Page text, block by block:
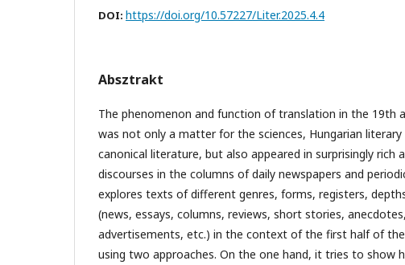
DOI: https://doi.org/10.57227/Liter.2025.4.4
Absztrakt
The phenomenon and function of translation in the 19th
was not only a matter for the sciences, Hungarian literary
canonical literature, but also appeared in surprisingly rich
discourses in the columns of daily newspapers and
explores texts of different genres, forms, registers,
(news, essays, columns, reviews, short stories,
advertisements, etc.) in the context of the first half of
using two approaches. On the one hand, it tries to show